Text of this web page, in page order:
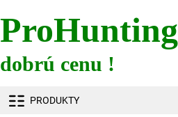
ProHunting
dobrú cenu !
PRODUKTY